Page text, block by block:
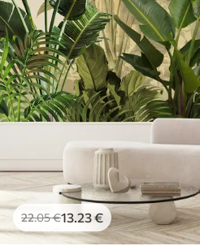
22.05€13 .23€